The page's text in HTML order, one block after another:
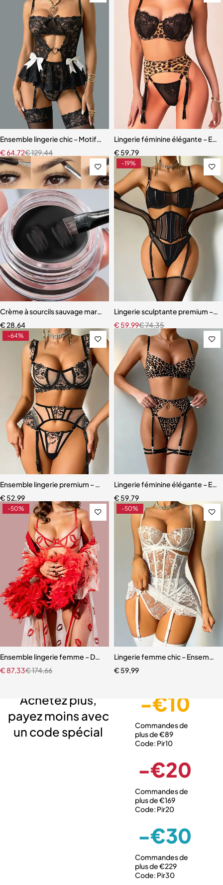
Ensemble lingerie chic – Motifs cœur, découpes raffinées et
€129,44
€64,72
Lingerie féminine élégante –
€ 59,79
Crème à sourcils sauvage marron noir mat, teinte naturelle 3D
€28,64
-19%
Lingerie sculptante premium –
€74,35
€ 59,99
-64%
Ensemble lingerie premium – Dentelle fine, maille légère et effet
€ 52,99
Lingerie féminine élégante –
€ 59,79
-50%
Ensemble lingerie femme – Dentelle rouge avec robe en maille et
€174,66
€ 87,33
-50%
Lingerie femme chic –
€ 59,99
Achetez plus,
payez moins avec
un code spécial
-€10
Commandes de
plus de €89
Code: Pir10
-€20
Commandes de
plus de €169
Code: Pir20
-€30
Commandes de
plus de €229
Code: Pir30